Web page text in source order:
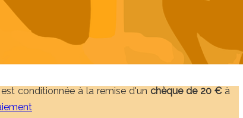
conditionnée à la remise d'un chèque de 20 €à